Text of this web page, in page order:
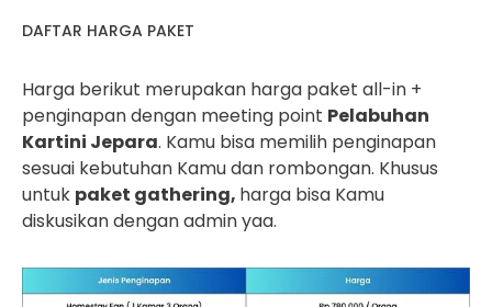
DAFTAR HARGA PAKET
Harga berikut merupakan harga paket all-in +
penginapan dengan meeting point Pelabuhan
Kartini Jepara. Kamu bisa memilih penginapan
sesuai kebutuhan Kamu dan rombongan. Khusus
untuk paket gathering, harga bisa Kamu
diskusikan dengan admin yaa.